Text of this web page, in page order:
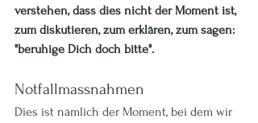
verstehen, dass dies nicht der Moment ist,
zum diskutieren, zum erklären, zum sagen:
"beruhige Dich doch bitte".
Notfallmassnahmen
Dies ist nämlich der Moment, bei dem wir